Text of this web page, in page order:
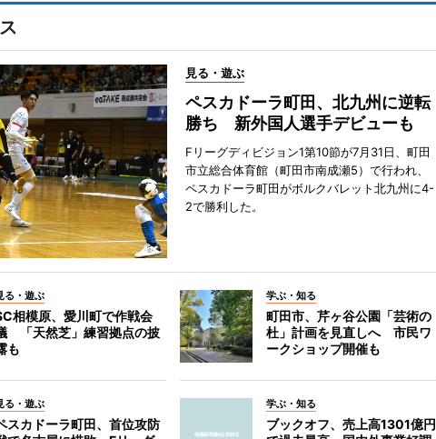
見る・遊ぶ
ペスカドーラ町田、北九州に逆転
勝ち 新外国人選手デビューも
Fリーグディビジョン1第10節が7月31日、町田
市立総合体育館（町田市南成瀬5）で行われ、
ペスカドーラ町田がボルクバレット北九州に4-
2で勝利した。
る・遊ぶ
相模原、愛川町で作戦会
「天然芝」練習拠点の披
も
学ぶ・知る
町田市、芹ヶ谷公園「芸術の
杜」計画を見直しへ 市民ワ
ークショップ開催も
る・遊ぶ
スカドーラ町田、首位攻防
学ぶ・知る
ブックオフ、売上高1301億円